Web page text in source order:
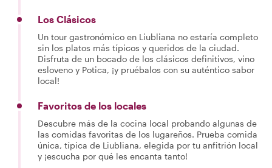
Los Clásicos
Un tour gastronómico en Liubliana no estaría completo
sin los platos más típicos y queridos de la ciudad.
Disfruta de un bocado de los clásicos definitivos, vino
esloveno y Potica, ¡y pruébalos con su auténtico sabor
local!
Favoritos de los locales
Descubre más de la cocina local probando algunas de
las comidas favoritas de los lugareños. Prueba comida
única, típica de Liubliana, elegida por tu anfitrión local
y ¡escucha por qué les encanta tanto!